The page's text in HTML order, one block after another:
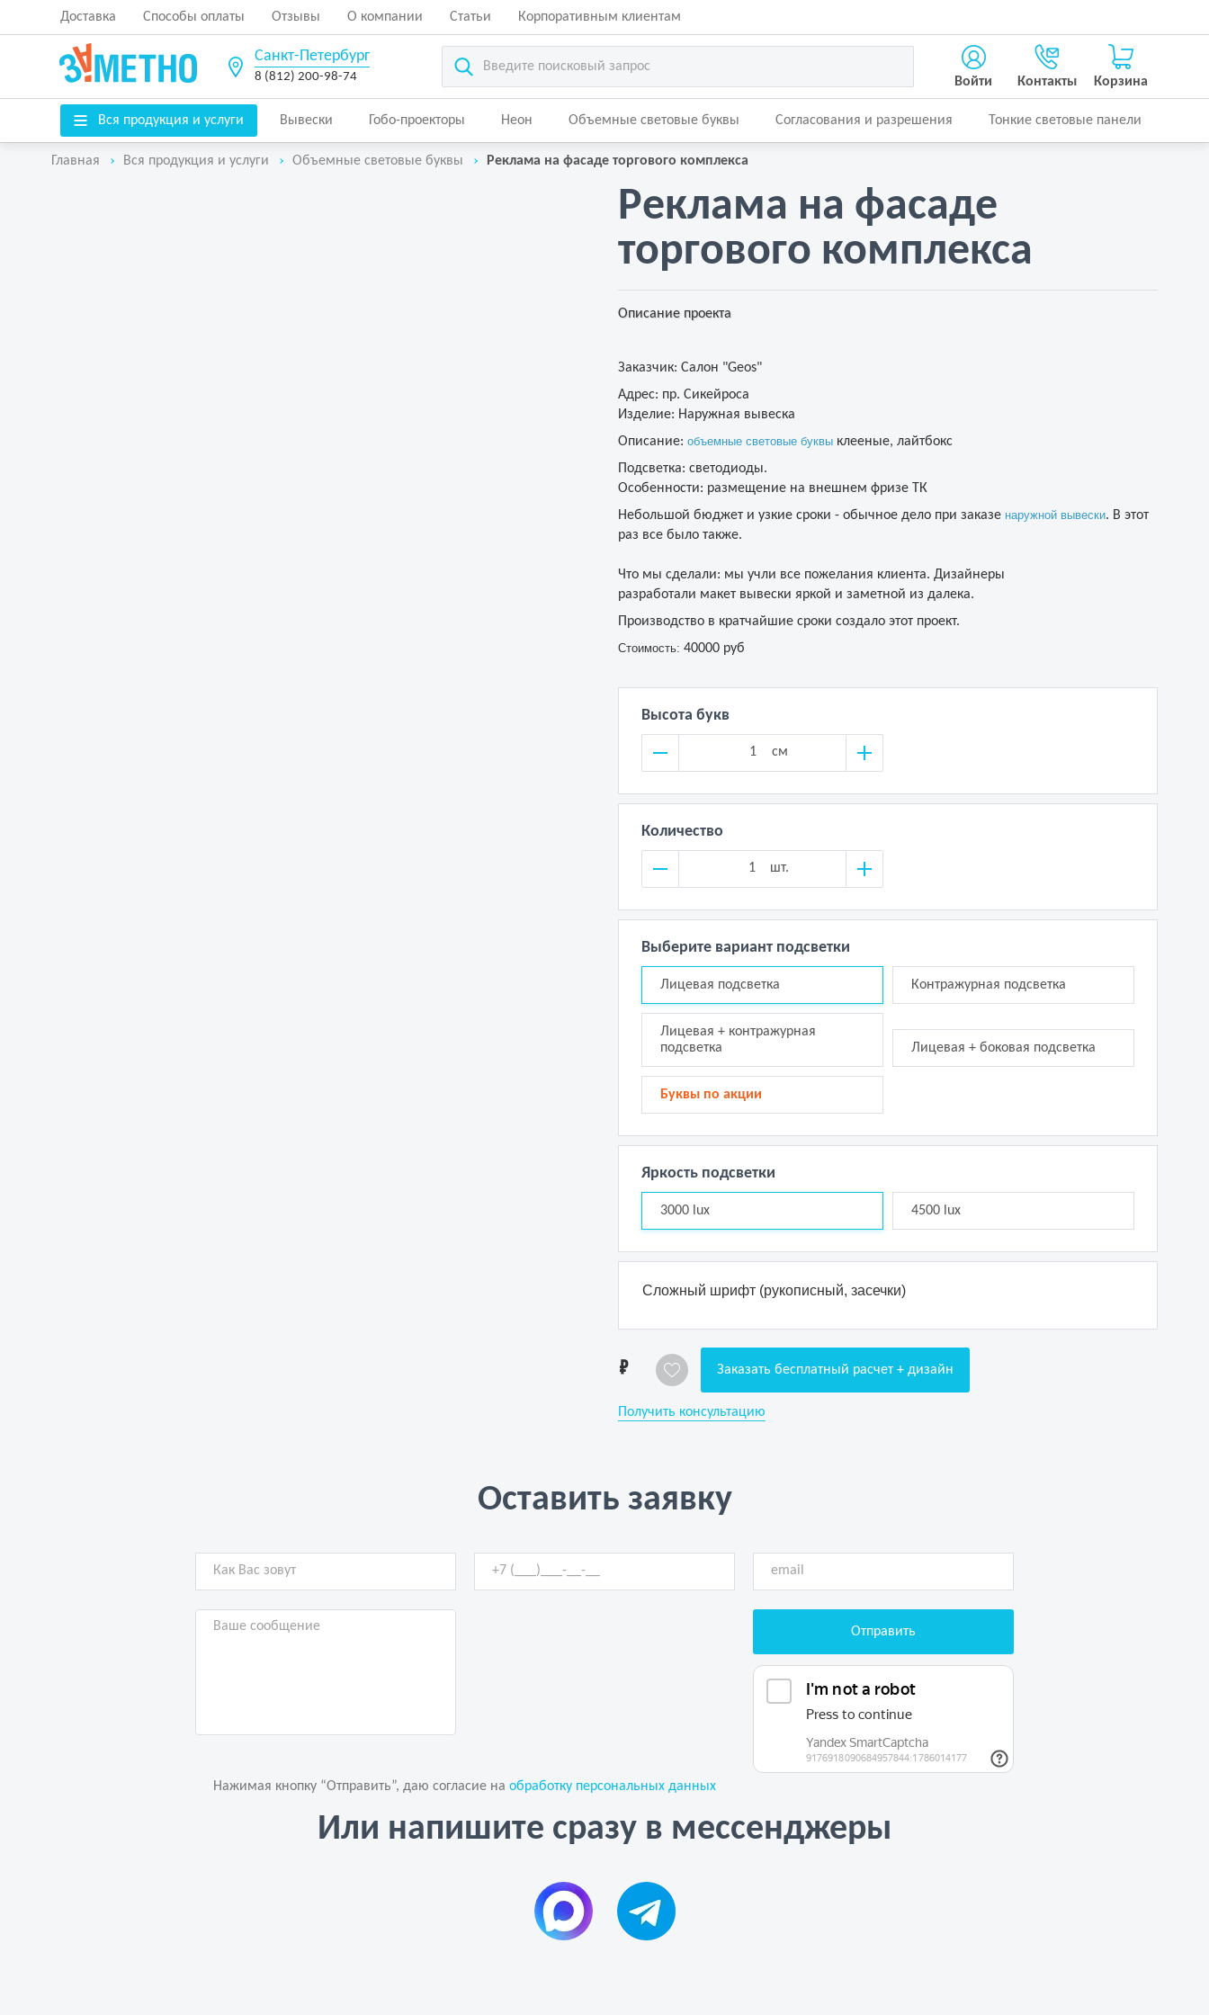
Доставка Способы оплаты Отзывы О компании Статьи Корпоративным клиентам
Санкт-Петербург
8 (812) 200-98-74 Войти Контакты Корзина
Вся продукция и услуги Вывески Гобо-проекторы Неон Объемные световые буквы Согласования и разрешения Тонкие световые панели
Главная Вся продукция и услуги Объемные световые буквы Реклама на фасаде торгового комплекса
Реклама на фасаде
торгового комплекса
Описание проекта
Заказчик: Салон "Geos"
Адрес: пр. Сикейроса
Изделие: Наружная вывеска
Описание: объемные световые буквы клееные, лайтбокс
Подсветка: светодиоды.
Особенности: размещение на внешнем фризе ТК
Небольшой бюджет и узкие сроки - обычное дело при заказе наружной вывески. В этот
раз все было также.
Что мы сделали: мы учли все пожелания клиента. Дизайнеры
разработали макет вывески яркой и заметной из далека.
Производство в кратчайшие сроки создало этот проект.
Стоимость: 40000 руб
Высота букв
см
Количество
шт.
Выберите вариант подсветки
Лицевая подсветка Контражурная подсветка
Лицевая + контражурная
подсветка
Лицевая + боковая подсветка
Буквы по акции
Яркость подсветки
3000 lux 4500 lux
Сложный шрифт (рукописный, засечки)
1 Заказать бесплатный расчет + дизайн
Получить консультацию
Оставить заявку
Нажимая кнопку “Отправить”, даю согласие на обработку персональных данных
Или напишите сразу в мессенджеры